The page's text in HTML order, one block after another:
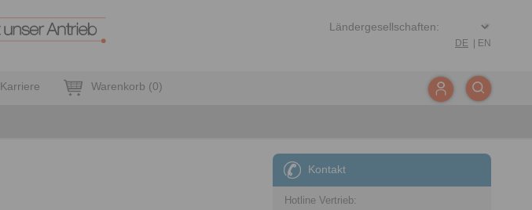
DE EN
Karriere Warenkorb (0)
Kontakt
Hotline Vertrieb: